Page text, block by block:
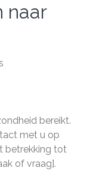
naar
bereikt.
met u op
betrekking tot
of vraag].